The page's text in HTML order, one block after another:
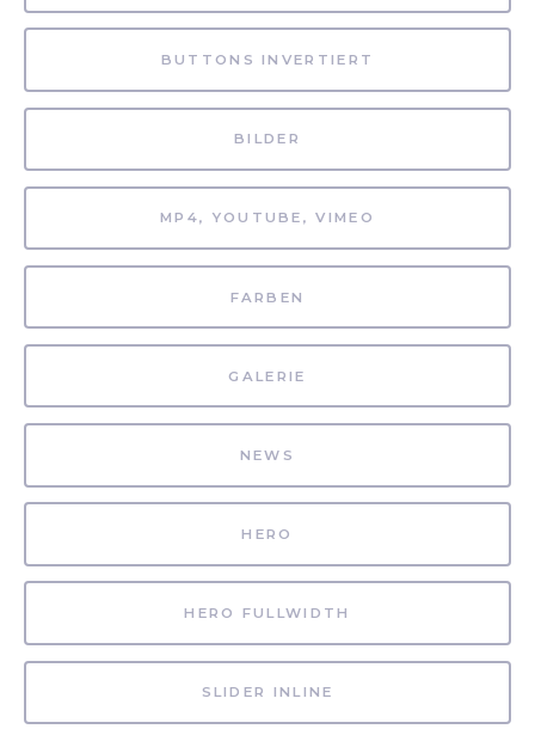
BUTTONS INVERTIERT
BILDER
MP4, YOUTUBE, VIMEO
FARBEN
GALERIE
NEWS
HERO
HERO FULLWIDTH
SLIDER INLINE